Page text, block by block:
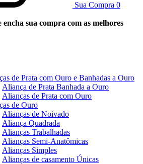
Sua Compra 0
encha sua compra com as melhores
de Prata com Ouro e Banhadas a Ouro
Aliança de Prata Banhada a Ouro
Alianças de Prata com Ouro
de Ouro
Alianças de Noivado
Aliança Quadrada
Alianças Trabalhadas
Alianças Semi-Anatômicas
Alianças Simples
Alianças de casamento Únicas